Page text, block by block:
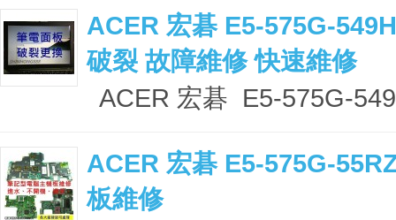
ACER 宏碁 E5-575G-
破裂 故障維修 快速維修
ACER 宏碁 E5-575G-
ACER 宏碁 E5-575G-
板維修